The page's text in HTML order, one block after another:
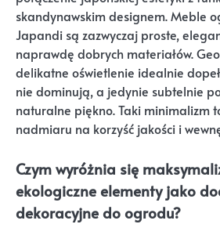
skandynawskim designem. Meble
Japandi są zazwyczaj proste,
naprawdę dobrych materiałów.
delikatne oświetlenie idealnie
nie dominują, a jedynie subtelnie
naturalne piękno. Taki minimalizm
nadmiaru na korzyść jakości i
Czym wyróżnia się
ekologiczne elementy jako
dekoracyjne do ogrodu?